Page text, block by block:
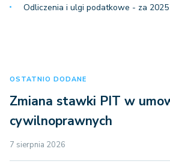
Odliczenia i ulgi podatkowe - za
OSTATNIO DODANE
Zmiana stawki PIT w
cywilnoprawnych
7 sierpnia 2026